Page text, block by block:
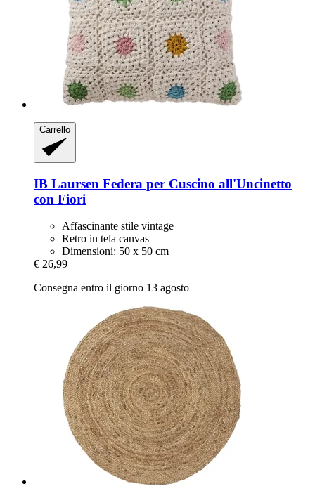
Carrello
IB Laursen Federa per Cuscino all'Uncinetto
con Fiori
Affascinante stile vintage
Retro in tela canvas
Dimensioni: 50 x 50 cm
€ 26,99
Consegna entro il giorno 13 agosto